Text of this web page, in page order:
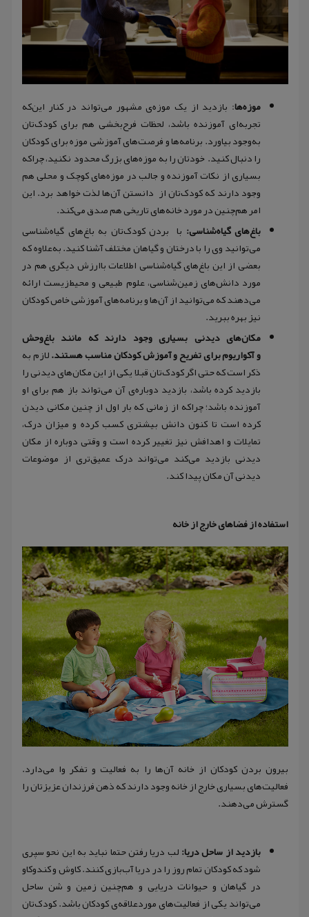
موزه‌ها: بازدید از یک موزه‌ی مشهور می‌تواند در کنار این‌که
تجربه‌ای آموزنده باشد، لحظات فرح‌بخشی هم برای کودک‌تان
به‌وجود بیاورد. برنامه‌ها و فرصت‌های آموزشی موزه برای کودکان
را دنبال کنید. خودتان را به موزه‌های بزرگ محدود نکنید، چراکه
بسیاری از نکات آموزنده و جالب در موزه‌های کوچک و محلی هم
وجود دارند که کودک‌تان از دانستن آن‌ها لذت خواهد برد. این
امر هم‌چنین در مورد خانه‌های تاریخی هم صدق می‌کند.
باغ‌های گیاه‌شناسی: با بردن کودک‌تان به باغ‌های گیاه‌شناسی
می‌توانید وی را با درختان و گیاهان مختلف آشنا کنید. به‌علاوه که
بعضی از این باغ‌های گیاه‌شناسی اطلاعات باارزش دیگری هم در
مورد دانش‌های زمین‌شناسی، علوم طبیعی و محیط‌زیست ارائه
می‌دهند که می‌توانید از آن‌ها و برنامه‌های آموزشی خاص کودکان
نیز بهره ببرید.
مکان‌های دیدنی بسیاری وجود دارند که مانند باغ‌وحش
و آکواریوم‌ برای تفریح و آموزش کودکان مناسب هستند.لازم به
ذکر است که حتی اگر کودک‌تان قبلا یکی از این مکان‌های دیدنی را
بازدید کرده باشد، بازدید دوباره‌ی آن می‌تواند باز هم برای او
آموزنده باشد؛ چراکه از زمانی که بار اول از چنین مکانی دیدن
کرده است تا کنون دانش بیشتری کسب کرده و میزان درک،
تمایلات و اهدافش نیز تغییر کرده است و وقتی دوباره از مکان
دیدنی بازدید می‌کند می‌تواند درک عمیق‌تری از موضوعات
دیدنی آن مکان پیدا کند.
استفاده از فضاهای خارج از خانه
بیرون بردن کودکان از خانه آن‌ها را به فعالیت و تفکر وا می‌دارد.
فعالیت‌های بسیاری خارج از خانه وجود دارند که ذهن فرزندان عزیزتان را
گسترش می‌دهند.
بازدید از ساحل دریا:لب دریا رفتن حتما نباید به این نحو سپری
شود که کودکان تمام روز را در دریا آب‌بازی کنند. کاوش و کندوکاو
در گیاهان و حیوانات دریایی و هم‌چنین زمین و شن‌ ساحل
می‌تواند یکی از فعالیت‌های موردعلاقه‌ی کودکان باشد. کودک‌تان